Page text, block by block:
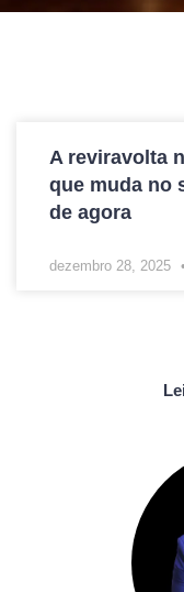
A reviravolta
que muda no
de agora
dezembro 28, 2025